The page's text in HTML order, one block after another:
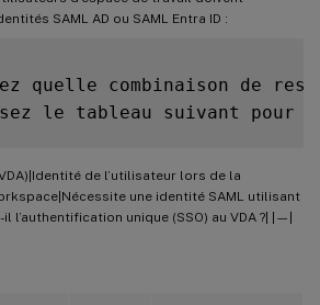
SAML AD ou SAML Entra ID :
quelle combinaison de
le tableau suivant pour
de l’utilisateur lors de la
une identité SAML utilisant
il l’authentification unique (SSO) au VDA ?| |—|